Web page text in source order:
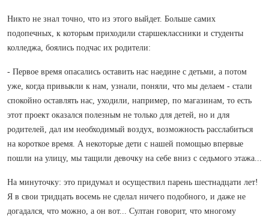
Никто не знал точно, что из этого выйдет. Больше самих
подопечных, к которым приходили старшеклассники и студенты
колледжа, боялись подчас их родители:
- Первое время опасались оставить нас наедине с детьми, а потом
уже, когда привыкли к нам, узнали, поняли, что мы делаем - стали
спокойно оставлять нас, уходили, например, по магазинам, то есть
этот проект оказался полезным не только для детей, но и для
родителей, дал им необходимый воздух, возможность расслабиться
на короткое время. А некоторые дети с нашей помощью впервые
пошли на улицу, мы тащили девочку на себе вниз с седьмого этажа...
На минуточку: это придумал и осуществил парень шестнадцати лет!
Я в свои тридцать восемь не сделал ничего подобного, и даже не
догадался, что можно, а он вот... Султан говорит, что многому